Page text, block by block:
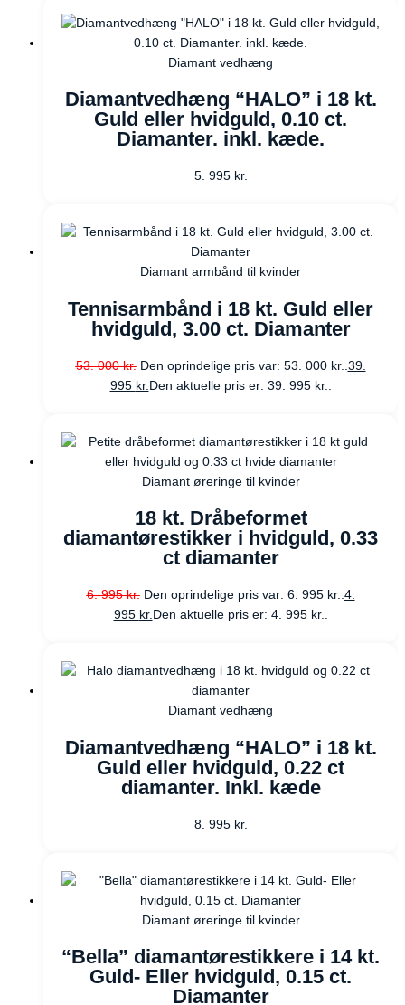
Diamant vedhæng
Diamantvedhæng “HALO” i 18 kt.
Guld eller hvidguld, 0.10 ct.
Diamanter. inkl. kæde.
5. 995 kr.
Diamant armbånd til kvinder
Tennisarmbånd i 18 kt. Guld eller
hvidguld, 3.00 ct. Diamanter
53. 000kr. Den oprindelige pris var: 53. 000 kr.. 39.
995 kr. Den aktuelle pris er: 39. 995 kr..
Diamant øreringe til kvinder
18 kt. Dråbeformet
diamantørestikker i hvidguld, 0.33
ct diamanter
6. 995kr. Den oprindelige pris var: 6. 995 kr..4.
995 kr. Den aktuelle pris er: 4. 995 kr..
Diamant vedhæng
Diamantvedhæng “HALO” i 18 kt.
Guld eller hvidguld, 0.22 ct
diamanter. Inkl. kæde
8. 995 kr.
Diamant øreringe til kvinder
“Bella” diamantørestikkere i 14 kt.
Guld- Eller hvidguld, 0.15 ct.
Diamanter